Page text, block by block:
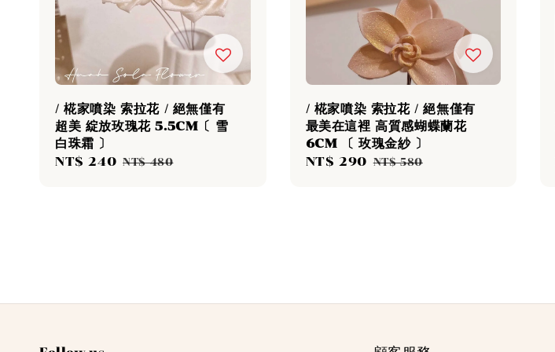
/ 椛家噴染 索拉花 / 絕無僅有
超美 綻放玫瑰花 5.5CM〔 雪
白珠霜 〕
Sale
NT$ 240 Regular
NT$ 480
/ 椛家噴染 索拉花 / 絕無僅有
最美在這裡 高質感蝴蝶蘭花
6CM 〔 玫瑰金紗 〕
Sale
NT$ 290 Regular
NT$ 580